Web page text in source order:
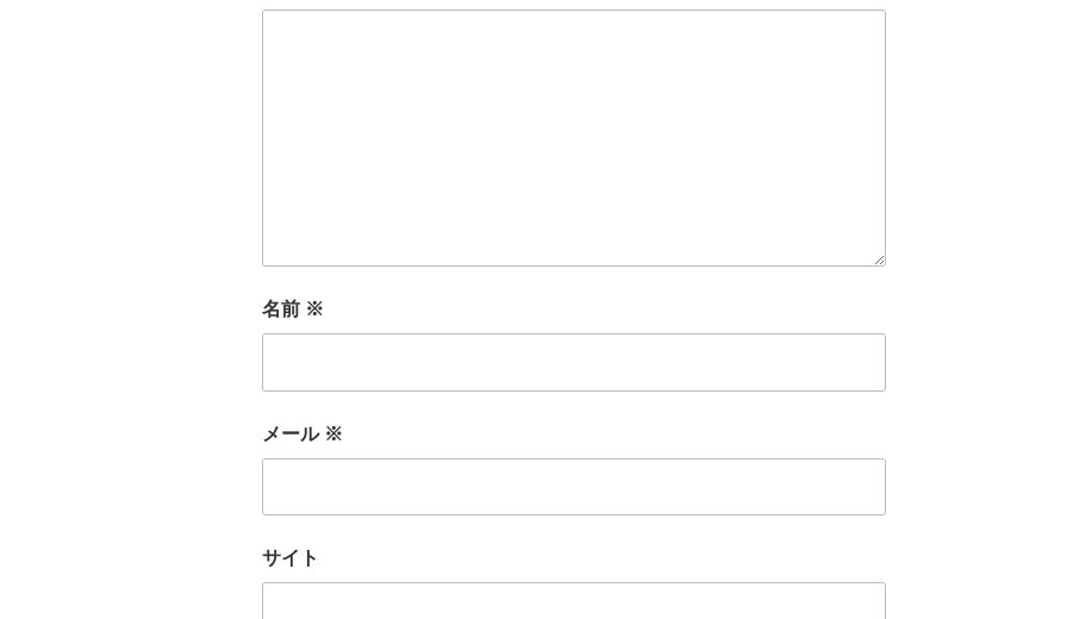
名前 ※
メール ※
サイト